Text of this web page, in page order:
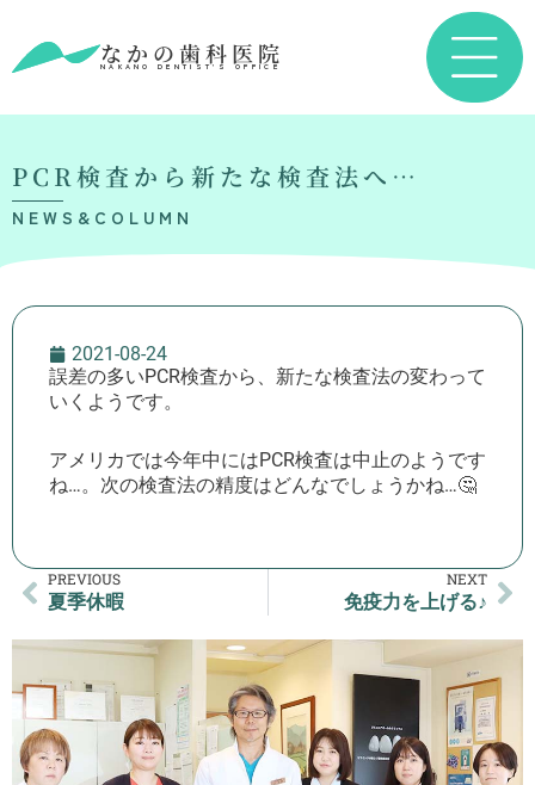
なかの歯科医院
NAKANO DENTIST’S OFFICE
PCR検査から新たな検査法へ…
NEWS&COLUMN
2021-08-24
誤差の多いPCR検査から、新たな検査法の変わって
いくようです。
アメリカでは今年中にはPCR検査は中止のようです
ね…。次の検査法の精度はどんなでしょうかね…🤔
PREVIOUS
夏季休暇
NEXT
免疫力を上げる♪